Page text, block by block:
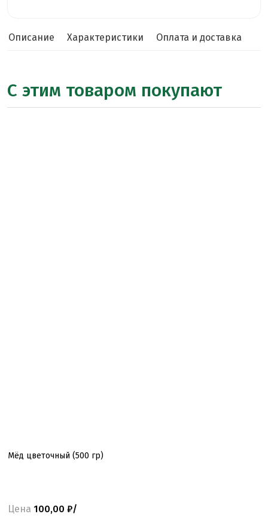
Описание Характеристики Оплата и доставка
С этим товаром покупают
Мёд цветочный (500 гр)
Цена 100,00 ₽/